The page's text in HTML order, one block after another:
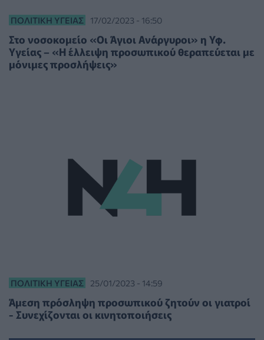
ΠΟΛΙΤΙΚΉ ΥΓΕΊΑΣ 17/02/2023 - 16:50
Στο νοσοκομείο «Οι Άγιοι Ανάργυροι» η Υφ.
Υγείας – «Η έλλειψη προσωπικού θεραπεύεται με
μόνιμες προσλήψεις»
ΠΟΛΙΤΙΚΉ ΥΓΕΊΑΣ 25/01/2023 - 14:59
Άμεση πρόσληψη προσωπικού ζητούν οι γιατροί
- Συνεχίζονται οι κινητοποιήσεις